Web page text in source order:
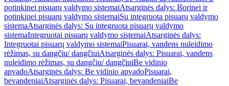
potinkinei pisuarų valdymo sistemaiAtsarginės dalys: Išorinei ir
potinkinei pisuarų valdymo sistemaiSu integruota pisuarų valdymo
sistemaAtsarginės dalys: Su integruota pisuarų valdymo
sistemaIntegruotai pisuarų valdymo sistemaiAtsarginės dalys:
Integruotai pisuarų valdymo sistemaiPisuarai, vandens nuleidimo
rėžimas, su dangčiu/ dangčiuiAtsarginės dalys: Pisuarai, vandens
nuleidimo rėžimas, su dangčiu/ dangčiuiBe vidinio
apvadoAtsarginės dalys: Be vidinio apvadoPisuarai,
bevandeniaiAtsarginės dalys: Pisuarai, bevandeniaiBe